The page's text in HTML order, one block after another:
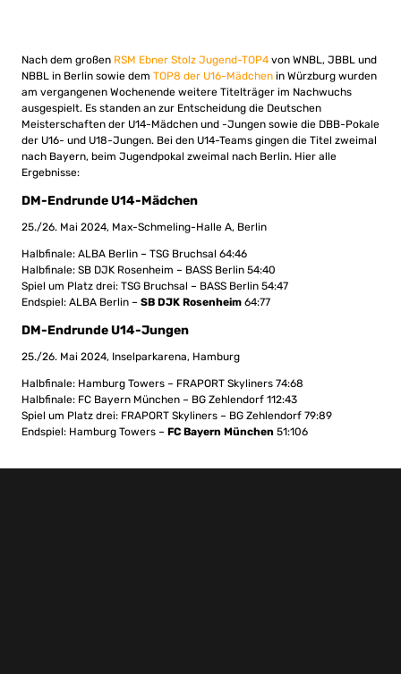
Nach dem großen RSM Ebner Stolz Jugend-TOP4 von WNBL, JBBL und
NBBL in Berlin sowie dem TOP8 der U16-Mädchen in Würzburg wurden
am vergangenen Wochenende weitere Titelträger im Nachwuchs
ausgespielt. Es standen an zur Entscheidung die Deutschen
Meisterschaften der U14-Mädchen und -Jungen sowie die DBB-Pokale
der U16- und U18-Jungen. Bei den U14-Teams gingen die Titel zweimal
nach Bayern, beim Jugendpokal zweimal nach Berlin. Hier alle
Ergebnisse:
DM-Endrunde U14-Mädchen
25./26. Mai 2024, Max-Schmeling-Halle A, Berlin
Halbfinale: ALBA Berlin – TSG Bruchsal 64:46
Halbfinale: SB DJK Rosenheim – BASS Berlin 54:40
Spiel um Platz drei: TSG Bruchsal – BASS Berlin 54:47
Endspiel: ALBA Berlin – SB DJK Rosenheim 64:77
DM-Endrunde U14-Jungen
25./26. Mai 2024, Inselparkarena, Hamburg
Halbfinale: Hamburg Towers – FRAPORT Skyliners 74:68
Halbfinale: FC Bayern München – BG Zehlendorf 112:43
Spiel um Platz drei: FRAPORT Skyliners – BG Zehlendorf 79:89
Endspiel: Hamburg Towers – FC Bayern München 51:106